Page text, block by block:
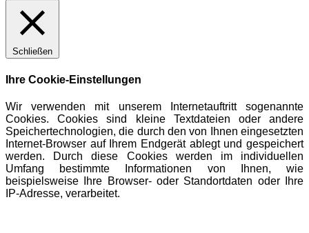
Schließen
Ihre Cookie-Einstellungen
Wir verwenden mit unserem Internetauftritt sogenannte
Cookies. Cookies sind kleine Textdateien oder andere
Speichertechnologien, die durch den von Ihnen eingesetzten
Internet-Browser auf Ihrem Endgerät ablegt und gespeichert
werden. Durch diese Cookies werden im individuellen
Umfang bestimmte Informationen von Ihnen, wie
beispielsweise Ihre Browser- oder Standortdaten oder Ihre
IP-Adresse, verarbeitet.